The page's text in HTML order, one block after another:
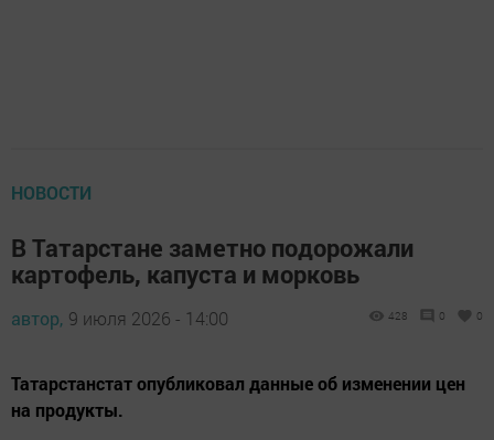
НОВОСТИ
В Татарстане заметно подорожали
картофель, капуста и морковь
автор, 9 июля 2026 - 14:00 428 0 0
Татарстанстат опубликовал данные об изменении цен
на продукты.